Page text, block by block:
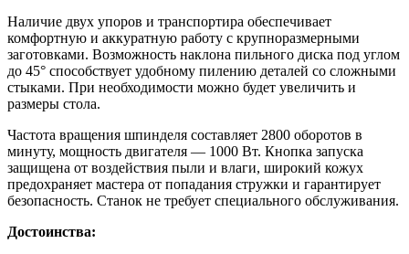
Наличие двух упоров и транспортира обеспечивает
комфортную и аккуратную работу с крупноразмерными
заготовками. Возможность наклона пильного диска под углом
до 45° способствует удобному пилению деталей со сложными
стыками. При необходимости можно будет увеличить и
размеры стола.
Частота вращения шпинделя составляет 2800 оборотов в
минуту, мощность двигателя — 1000 Вт. Кнопка запуска
защищена от воздействия пыли и влаги, широкий кожух
предохраняет мастера от попадания стружки и гарантирует
безопасность. Станок не требует специального обслуживания.
Достоинства: